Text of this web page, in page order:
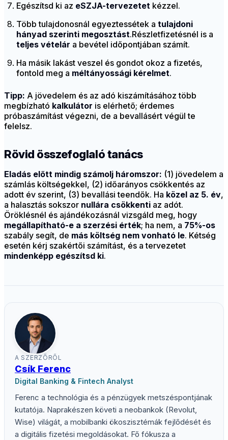
Egészítsd ki az eSZJA-tervezetet kézzel.
Több tulajdonosnál egyeztessétek a tulajdoni
hányad szerinti megosztást.Részletfizetésnél is a
teljes vételár a bevétel időpontjában számít.
Ha másik lakást veszel és gondot okoz a fizetés,
fontold meg a méltányossági kérelmet.
Tipp: A jövedelem és az adó kiszámításához több
megbízható kalkulátor is elérhető; érdemes
próbaszámítást végezni, de a bevallásért végül te
felelsz.
Rövid összefoglaló tanács
Eladás előtt mindig számolj háromszor: (1) jövedelem a
számlás költségekkel, (2) időarányos csökkentés az
adott év szerint, (3) bevallási teendők. Ha közel az 5. év,
a halasztás sokszor nullára csökkenti az adót.
Öröklésnél és ajándékozásnál vizsgáld meg, hogy
megállapítható-e a szerzési érték; ha nem, a 75%-os
szabály segít, de más költség nem vonható le. Kétség
esetén kérj szakértői számítást, és a tervezetet
mindenképp egészítsd ki.
A SZERZŐRŐL
Csík Ferenc
Digital Banking & Fintech Analyst
Ferenc a technológia és a pénzügyek metszéspontjának
kutatója. Naprakészen követi a neobankok (Revolut,
Wise) világát, a mobilbanki ökoszisztémák fejlődését és
a digitális fizetési megoldásokat. Fő fókusza a